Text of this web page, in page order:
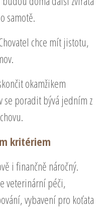
samotě.
chce mít jistotu,
okamžikem
poradit bývá jedním z
kritériem
i finančně náročný.
veterinární péči,
vybavení pro koťata